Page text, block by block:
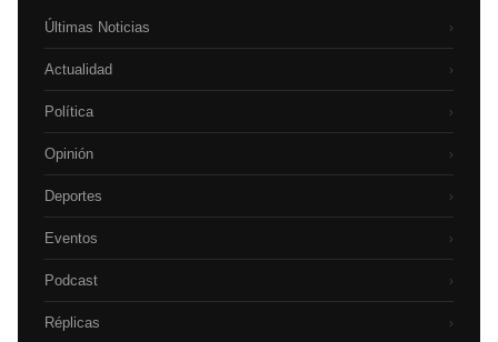
Últimas Noticias ›
Actualidad ›
Política ›
Opinión ›
Deportes ›
Eventos ›
Podcast ›
Réplicas ›